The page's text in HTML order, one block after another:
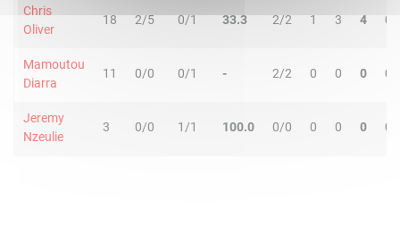
Chris
Oliver
18 2/5 0/1 33.3 2/2 1 3 4 0
Mamoutou
Diarra
11 0/0 0/1 - 2/2 0 0 0 0
Jeremy
Nzeulie
3 0/0 1/1 100.0 0/0 0 0 0 0